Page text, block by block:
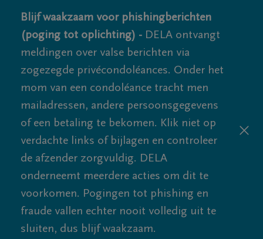
Blijf waakzaam voor phishingberichten
(poging tot oplichting) - DELA ontvangt
meldingen over valse berichten via
zogezegde privécondoléances. Onder het
mom van een condoléance tracht men
mailadressen, andere persoonsgegevens
of een betaling te bekomen. Klik niet op
verdachte links of bijlagen en controleer
de afzender zorgvuldig. DELA
onderneemt meerdere acties om dit te
voorkomen. Pogingen tot phishing en
fraude vallen echter nooit volledig uit te
sluiten, dus blijf waakzaam.